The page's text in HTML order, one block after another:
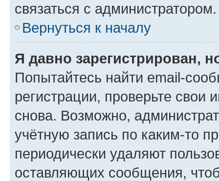
связаться с администратором.
Вернуться к началу
Я давно зарегистрирован,
Попытайтесь найти email-
регистрации, проверьте свои
снова. Возможно,
учётную запись по каким-то
периодически удаляют
оставляющих сообщения,